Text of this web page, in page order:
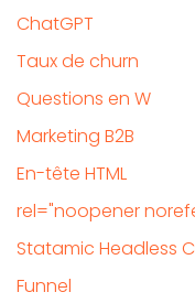
ChatGPT
Taux de churn
Questions en W
Marketing B2B
En-tête HTML
rel="noopener
Statamic Headless
Funnel